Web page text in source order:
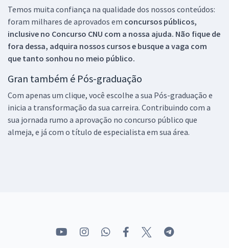
Temos muita confiança na qualidade dos nossos conteúdos:
foram milhares de aprovados em concursos públicos,
inclusive no Concurso CNU com a nossa ajuda. Não fique de
fora dessa, adquira nossos cursos e busque a vaga com
que tanto sonhou no meio público.
Gran também é Pós-graduação
Com apenas um clique, você escolhe a sua Pós-graduação e
inicia a transformação da sua carreira. Contribuindo com a
sua jornada rumo a aprovação no concurso público que
almeja, e já com o título de especialista em sua área.